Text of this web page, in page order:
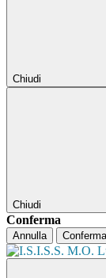
Chiudi
Chiudi
Conferma
Annulla Conferma